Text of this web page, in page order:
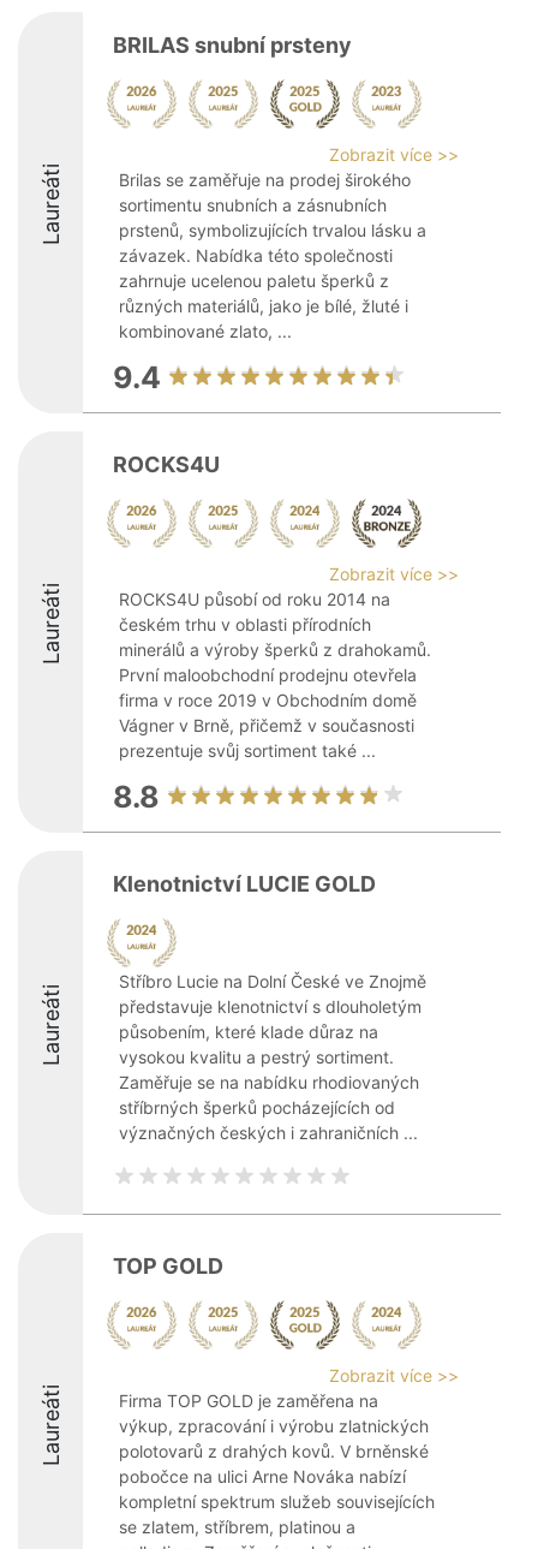
Laureáti
BRILAS snubní prsteny
Zobrazit více >>
Brilas se zaměřuje na prodej širokého
sortimentu snubních a zásnubních
prstenů, symbolizujících trvalou lásku a
závazek. Nabídka této společnosti
zahrnuje ucelenou paletu šperků z
různých materiálů, jako je bílé, žluté i
kombinované zlato, ...
9.4
Laureáti
ROCKS4U
Zobrazit více >>
ROCKS4U působí od roku 2014 na
českém trhu v oblasti přírodních
minerálů a výroby šperků z drahokamů.
První maloobchodní prodejnu otevřela
firma v roce 2019 v Obchodním domě
Vágner v Brně, přičemž v současnosti
prezentuje svůj sortiment také ...
8.8
Laureáti
Klenotnictví LUCIE GOLD
Stříbro Lucie na Dolní České ve Znojmě
představuje klenotnictví s dlouholetým
působením, které klade důraz na
vysokou kvalitu a pestrý sortiment.
Zaměřuje se na nabídku rhodiovaných
stříbrných šperků pocházejících od
význačných českých i zahraničních ...
Laureáti
TOP GOLD
Zobrazit více >>
Firma TOP GOLD je zaměřena na
výkup, zpracování i výrobu zlatnických
polotovarů z drahých kovů. V brněnské
pobočce na ulici Arne Nováka nabízí
kompletní spektrum služeb souvisejících
se zlatem, stříbrem, platinou a